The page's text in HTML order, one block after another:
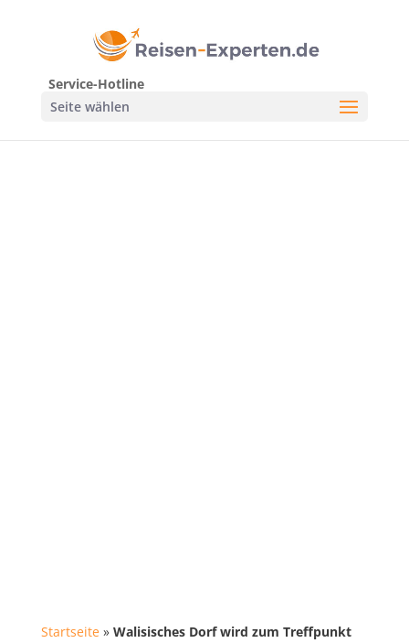
Service-Hotline
Seite wählen
Startseite» Walisisches Dorf wird zum Treffpunkt